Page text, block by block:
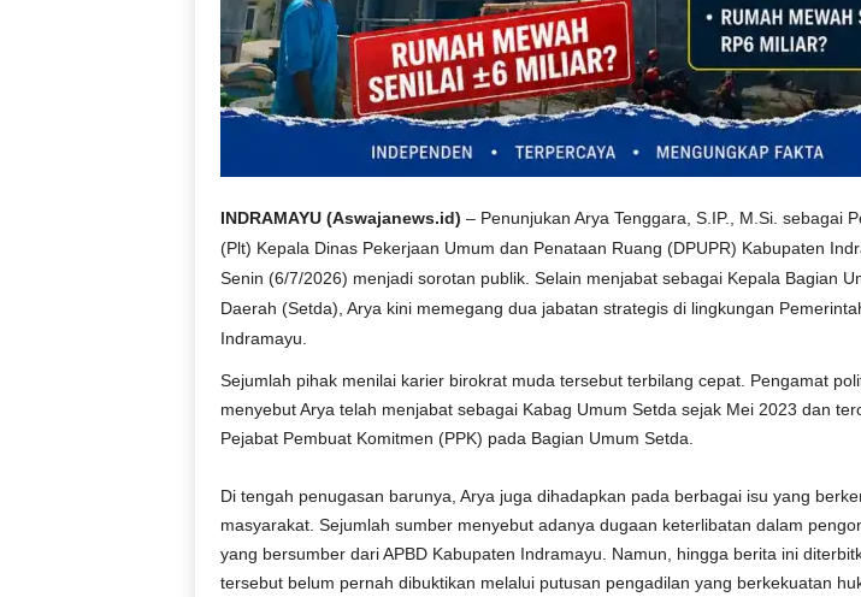
INDRAMAYU (Aswajanews.id) – Penunjukan Arya Tenggara, S.IP., M.Si. sebagai
(Plt) Kepala Dinas Pekerjaan Umum dan Penataan Ruang (DPUPR) Kabupaten
Senin (6/7/2026) menjadi sorotan publik. Selain menjabat sebagai Kepala Bagian
Daerah (Setda), Arya kini memegang dua jabatan strategis di lingkungan
Indramayu.
Sejumlah pihak menilai karier birokrat muda tersebut terbilang cepat. Pengamat
menyebut Arya telah menjabat sebagai Kabag Umum Setda sejak Mei 2023 dan
Pejabat Pembuat Komitmen (PPK) pada Bagian Umum Setda.
Di tengah penugasan barunya, Arya juga dihadapkan pada berbagai isu yang
masyarakat. Sejumlah sumber menyebut adanya dugaan keterlibatan dalam
yang bersumber dari APBD Kabupaten Indramayu. Namun, hingga berita ini
tersebut belum pernah dibuktikan melalui putusan pengadilan yang berkekuatan